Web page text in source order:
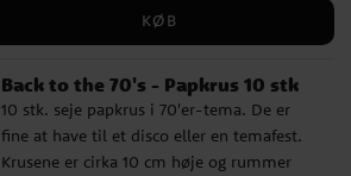
KØB
Back to the 70's - Papkrus 10 stk
10 stk. seje papkrus i 70'er-tema. De er
fine at have til et disco eller en temafest.
Krusene er cirka 10 cm høje og rummer